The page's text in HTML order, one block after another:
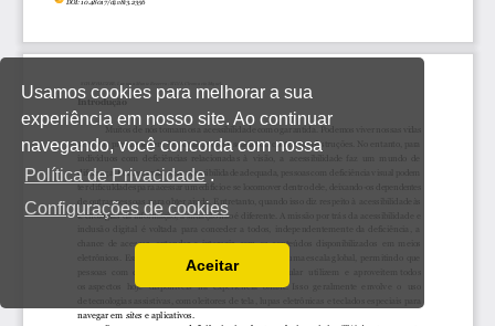
Usamos cookies para melhorar a sua
experiência em nosso site. Ao continuar
navegando, você concorda com nossa
Política de Privacidade .
Configurações de cookies
Você pode desabilitá-los alterando as
Aceitar